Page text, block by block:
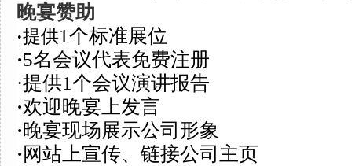
晚宴赞助
·提供1个标准展位
·5名会议代表免费注册
·提供1个会议演讲报告
·欢迎晚宴上发言
·晚宴现场展示公司形象
· 网站上宣传、链接公司主页